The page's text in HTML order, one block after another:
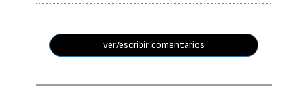
ver/escribir comentarios